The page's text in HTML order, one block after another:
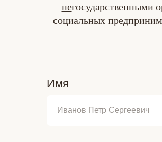
негосударственными
социальных
Имя